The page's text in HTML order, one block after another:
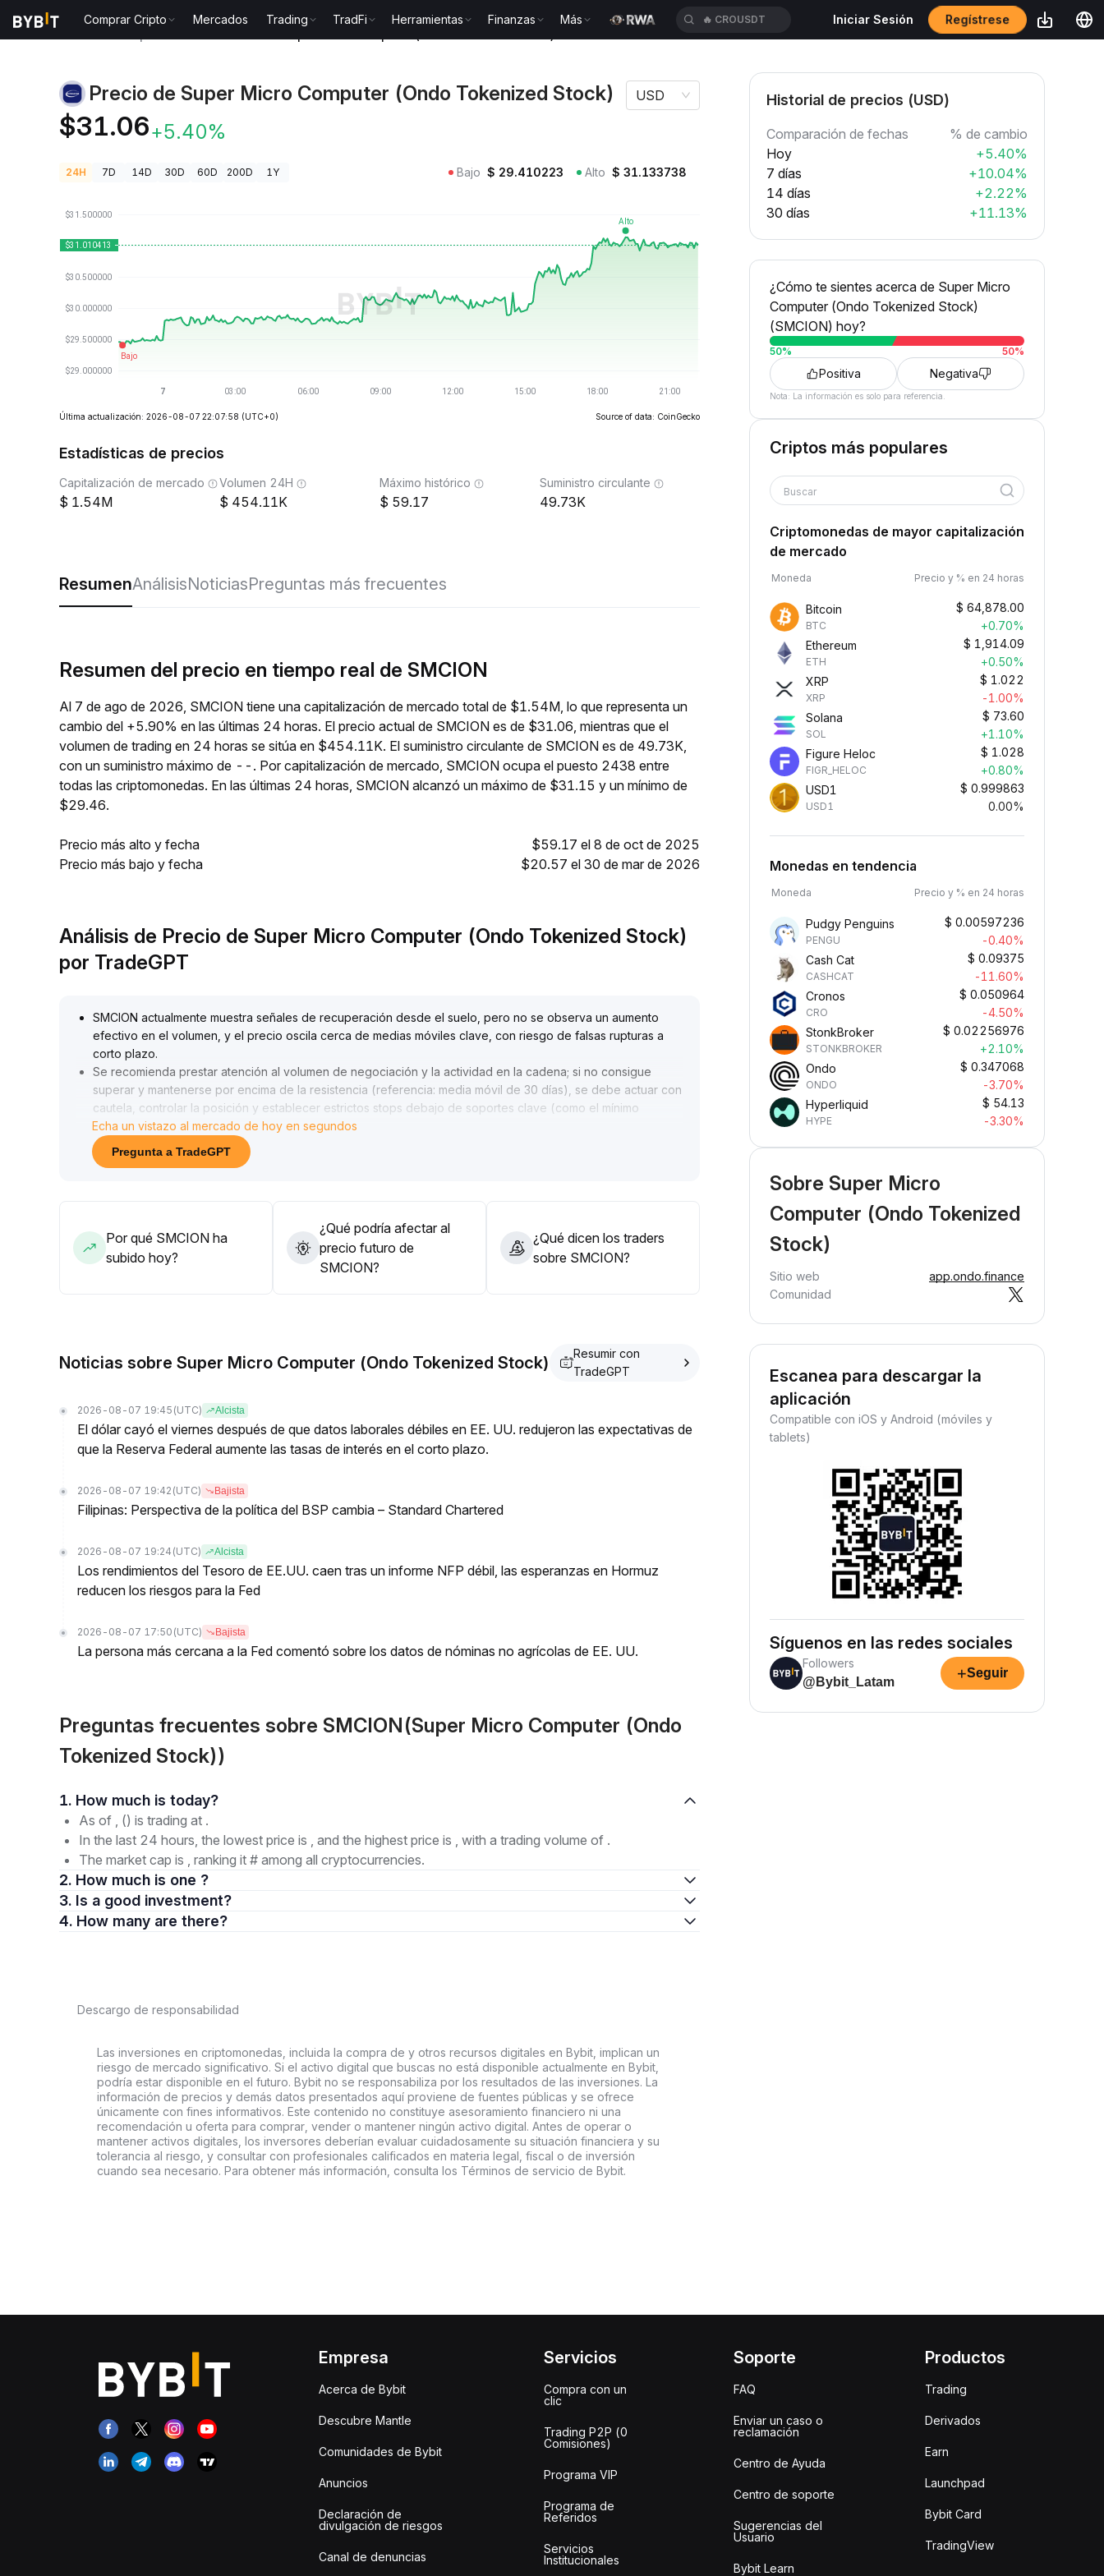
Comprar Cripto Mercados Trading TradFi Herramientas Finanzas Más 🔥 CROUSDT Iniciar Sesión Regístrese
Precio de Super Micro Computer (Ondo Tokenized Stock)
SMCION
$31.06+5.40%
USD
24H 7D 14D 30D 60D 200D 1Y Bajo $ 29.410223 Alto $ 31.133738
Última actualización: 2026-08-07 22:07:58 (UTC+0) Source of data: CoinGecko
Estadísticas de precios
Capitalización de mercado
1.54M
Volumen 24H
454.11K
Máximo histórico
59.17
Suministro circulante
49.73K
ResumenAnálisisNoticiasPreguntas más frecuentes
Resumen del precio en tiempo real de SMCION
Al 7 de ago de 2026, SMCION tiene una capitalización de mercado total de $1.54M, lo que representa un
cambio del +5.90% en las últimas 24 horas. El precio actual de SMCION es de $31.06, mientras que el
volumen de trading en 24 horas se sitúa en $454.11K. El suministro circulante de SMCION es de 49.73K,
con un suministro máximo de --. Por capitalización de mercado, SMCION ocupa el puesto 2438 entre
todas las criptomonedas. En las últimas 24 horas, SMCION alcanzó un máximo de $31.15 y un mínimo de
$29.46.
Precio más alto y fecha
$59.17 el 8 de oct de 2025
Precio más bajo y fecha
$20.57 el 30 de mar de 2026
Análisis de Precio de Super Micro Computer (Ondo Tokenized Stock)
por TradeGPT
SMCION actualmente muestra señales de recuperación desde el suelo, pero no se observa un aumento
efectivo en el volumen, y el precio oscila cerca de medias móviles clave, con riesgo de falsas rupturas a
corto plazo.
Se recomienda prestar atención al volumen de negociación y la actividad en la cadena; si no consigue
superar y mantenerse por encima de la resistencia (referencia: media móvil de 30 días), se debe actuar con
cautela, controlar la posición y establecer estrictos stops debajo de soportes clave (como el mínimo
reciente).
La perspectiva a medio y largo plazo requiere esperar que el número de direcciones con saldo y la
actividad del mercado aumenten simultáneamente para confirmar la señal de reversión de tendencia
Echa un vistazo al mercado de hoy en segundos
Pregunta a TradeGPT
Por qué SMCION ha
subido hoy?
¿Qué podría afectar al
precio futuro de
SMCION?
¿Qué dicen los traders
sobre SMCION?
Noticias sobre Super Micro Computer (Ondo Tokenized Stock)
Resumir con
TradeGPT
2026-08-07 19:45 (UTC) Alcista
El dólar cayó el viernes después de que datos laborales débiles en EE. UU. redujeron las expectativas de
que la Reserva Federal aumente las tasas de interés en el corto plazo.
2026-08-07 19:42 (UTC) Bajista
Filipinas: Perspectiva de la política del BSP cambia – Standard Chartered
2026-08-07 19:24 (UTC) Alcista
Los rendimientos del Tesoro de EE.UU. caen tras un informe NFP débil, las esperanzas en Hormuz
reducen los riesgos para la Fed
2026-08-07 17:50 (UTC) Bajista
La persona más cercana a la Fed comentó sobre los datos de nóminas no agrícolas de EE. UU.
Preguntas frecuentes sobre SMCION(Super Micro Computer (Ondo
Tokenized Stock))
1. How much is today?
As of , () is trading at .
In the last 24 hours, the lowest price is , and the highest price is , with a trading volume of .
The market cap is , ranking it # among all cryptocurrencies.
2. How much is one ?
3. Is a good investment?
4. How many are there?
Descargo de responsabilidad
Las inversiones en criptomonedas, incluida la compra de y otros recursos digitales en Bybit, implican un
riesgo de mercado significativo. Si el activo digital que buscas no está disponible actualmente en Bybit,
podría estar disponible en el futuro. Bybit no se responsabiliza por los resultados de las inversiones. La
información de precios y demás datos presentados aquí proviene de fuentes públicas y se ofrece
únicamente con fines informativos. Este contenido no constituye asesoramiento financiero ni una
recomendación u oferta para comprar, vender o mantener ningún activo digital. Antes de operar o
mantener activos digitales, los inversores deberían evaluar cuidadosamente su situación financiera y su
tolerancia al riesgo, y consultar con profesionales calificados en materia legal, fiscal o de inversión
cuando sea necesario. Para obtener más información, consulta los Términos de servicio de Bybit.
Historial de precios (USD)
Comparación de fechas
% de cambio
Hoy
+5.40%
7 días
+10.04%
14 días
+2.22%
30 días
+11.13%
¿Cómo te sientes acerca de Super Micro
Computer (Ondo Tokenized Stock)
(SMCION) hoy?
50% 50%
Positiva Negativa
Nota: La información es solo para referencia.
Criptos más populares
Buscar
Criptomonedas de mayor capitalización
de mercado
Moneda Precio y % en 24 horas
Bitcoin
BTC
$ 64,878.00
+0.70%
Ethereum
ETH
$ 1,914.09
+0.50%
XRP
XRP
$ 1.022
-1.00%
Solana
SOL
$ 73.60
+1.10%
Figure Heloc
FIGR_HELOC
$ 1.028
+0.80%
USD1
USD1
$ 0.999863
0.00%
Monedas en tendencia
Moneda Precio y % en 24 horas
Pudgy Penguins
PENGU
$ 0.00597236
-0.40%
Cash Cat
CASHCAT
$ 0.09375
-11.60%
Cronos
CRO
$ 0.050964
-4.50%
StonkBroker
STONKBROKER
$ 0.02256976
+2.10%
Ondo
ONDO
$ 0.347068
-3.70%
Hyperliquid
HYPE
$ 54.13
-3.30%
Sobre Super Micro
Computer (Ondo Tokenized
Stock)
Sitio web
app.ondo.finance
Comunidad
Escanea para descargar la
aplicación
Compatible con iOS y Android (móviles y
tablets)
Síguenos en las redes sociales
Followers
@Bybit_Latam
+Seguir
Empresa
Acerca de Bybit
Descubre Mantle
Comunidades de Bybit
Anuncios
Declaración de
divulgación de riesgos
Canal de denuncias
Servicios
Compra con un
clic
Trading P2P (0
Comisiones)
Programa VIP
Programa de
Referidos
Servicios
Institucionales
Soporte
FAQ
Enviar un caso o
reclamación
Centro de Ayuda
Centro de soporte
Sugerencias del
Usuario
Bybit Learn
Productos
Trading
Derivados
Earn
Launchpad
Bybit Card
TradingView